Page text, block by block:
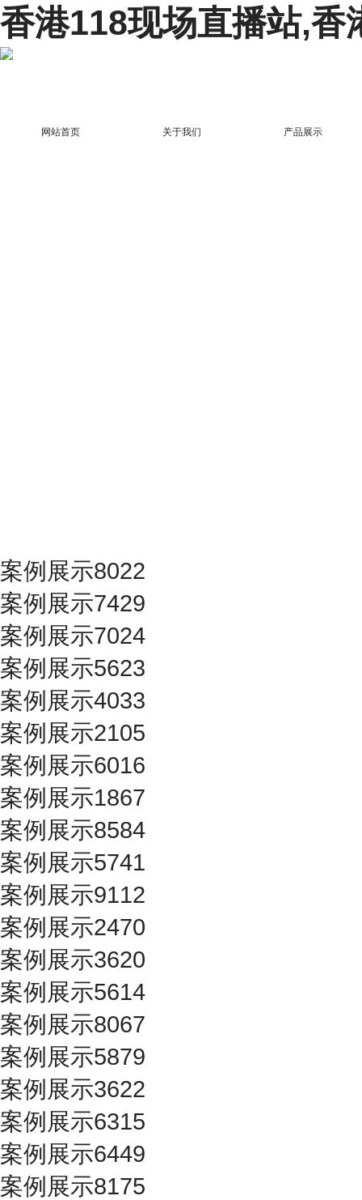
香港118现场直播站,香
网站首页 关于我们 产品展示
案例展示8022
案例展示7429
案例展示7024
案例展示5623
案例展示4033
案例展示2105
案例展示6016
案例展示1867
案例展示8584
案例展示5741
案例展示9112
案例展示2470
案例展示3620
案例展示5614
案例展示8067
案例展示5879
案例展示3622
案例展示6315
案例展示6449
案例展示8175